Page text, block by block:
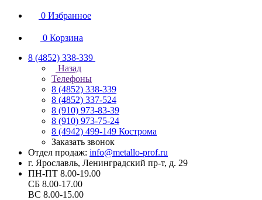
0 Избранное
0 Корзина
8 (4852) 338-339
Назад
Телефоны
8 (4852) 338-339
8 (4852) 337-524
8 (910) 973-83-39
8 (910) 973-75-24
8 (4942) 499-149 Кострома
Заказать звонок
Отдел продаж: info@metallo-prof.ru
г. Ярославль, Ленинградский пр-т, д. 29
ПН-ПТ 8.00-19.00
СБ 8.00-17.00
ВС 8.00-15.00